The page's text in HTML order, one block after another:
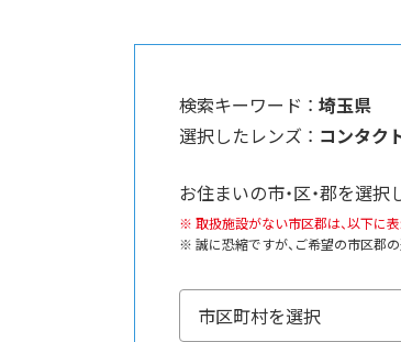
検索キーワード ： 埼玉県
選択したレンズ ： コンタク
お住まいの市・区・郡を選択
取扱施設がない市区郡は、以下に表
誠に恐縮ですが、ご希望の市区郡